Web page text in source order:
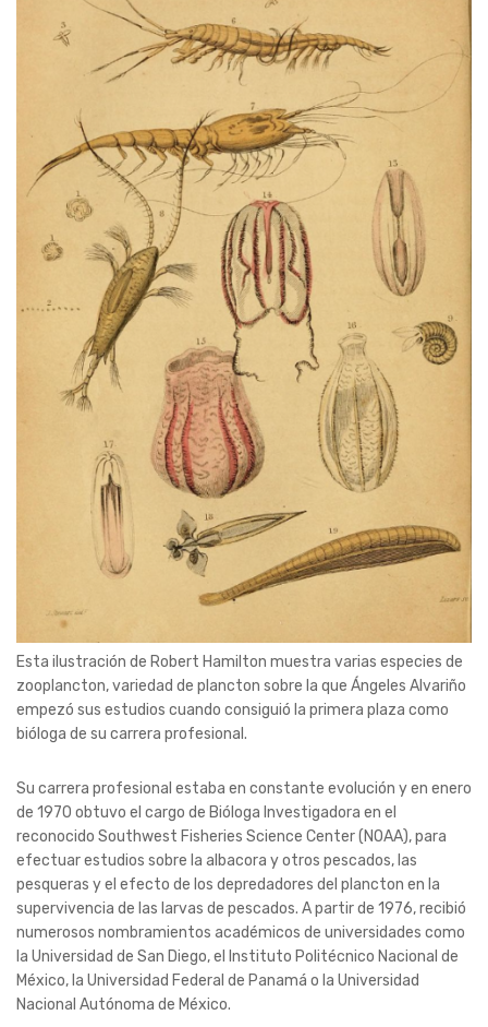
Esta ilustración de Robert Hamilton muestra varias especies de
zooplancton, variedad de plancton sobre la que Ángeles Alvariño
empezó sus estudios cuando consiguió la primera plaza como
bióloga de su carrera profesional.
Su carrera profesional estaba en constante evolución y en enero
de 1970 obtuvo el cargo de Bióloga Investigadora en el
reconocido Southwest Fisheries Science Center (NOAA), para
efectuar estudios sobre la albacora y otros pescados, las
pesqueras y el efecto de los depredadores del plancton en la
supervivencia de las larvas de pescados. A partir de 1976, recibió
numerosos nombramientos académicos de universidades como
la Universidad de San Diego, el Instituto Politécnico Nacional de
México, la Universidad Federal de Panamá o la Universidad
Nacional Autónoma de México.